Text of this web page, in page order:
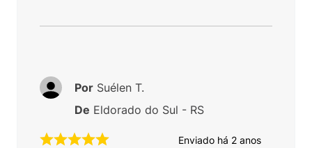
Enviado há 2 anos
Por Suélen T.
De Eldorado do Sul - RS